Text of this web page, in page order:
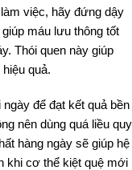
việc, hãy đứng dậy
máu lưu thông tốt
Thói quen này giúp
quả.
để đạt kết quả bền
nên dùng quá liều quy
hàng ngày sẽ giúp hệ
khi cơ thể kiệt quệ mới